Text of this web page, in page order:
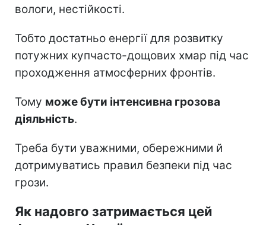
вологи, нестійкості.
Тобто достатньо енергії для розвитку
потужних купчасто-дощових хмар під час
проходження атмосферних фронтів.
Тому може бути інтенсивна грозова
діяльність.
Треба бути уважними, обережними й
дотримуватись правил безпеки під час
грози.
Як надовго затримається цей